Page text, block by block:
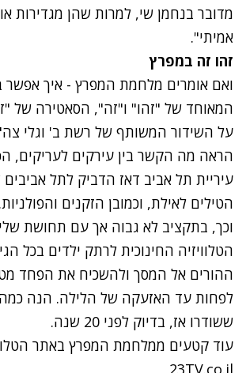
מדובר בנחמן שי, למרות שהן מגדירות
אמיתי".
זהו זה במפרץ
נסה שוב
ואם אומרים מלחמת המפרץ - איך אפשר
המאוחד של "זהו" ו"זה", הסאטירה של
על השידור המשותף של רשת ב' וגלי
הראה מה הקשר בין עירקים לעריקים,
עיריית תל אביב דאז הדביק לתל
הטילים לאילת, וכמובן הזקנים והפולניות.
וכך, בתקציב לא גבוה אך עם תחושת
הטלוויזיה החינוכית לרתק ילדים בכל
ההורים אל המסך ולהשכיח את הפחד
לפחות עד האזעקה של הלילה. הנה
ששודרו אז, בדיוק לפני 20 שנה.
עוד קטעים ממלחמת המפרץ באתר
23TV.co.il